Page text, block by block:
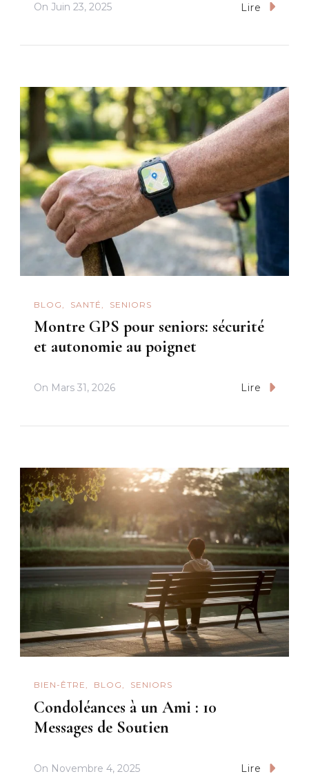
On Juin 23, 2025 Lire
BLOG SANTÉ SENIORS
Montre GPS pour seniors: sécurité
et autonomie au poignet
On Mars 31, 2026 Lire
BIEN-ÊTRE BLOG SENIORS
Condoléances à un Ami : 10
Messages de Soutien
On Novembre 4, 2025 Lire